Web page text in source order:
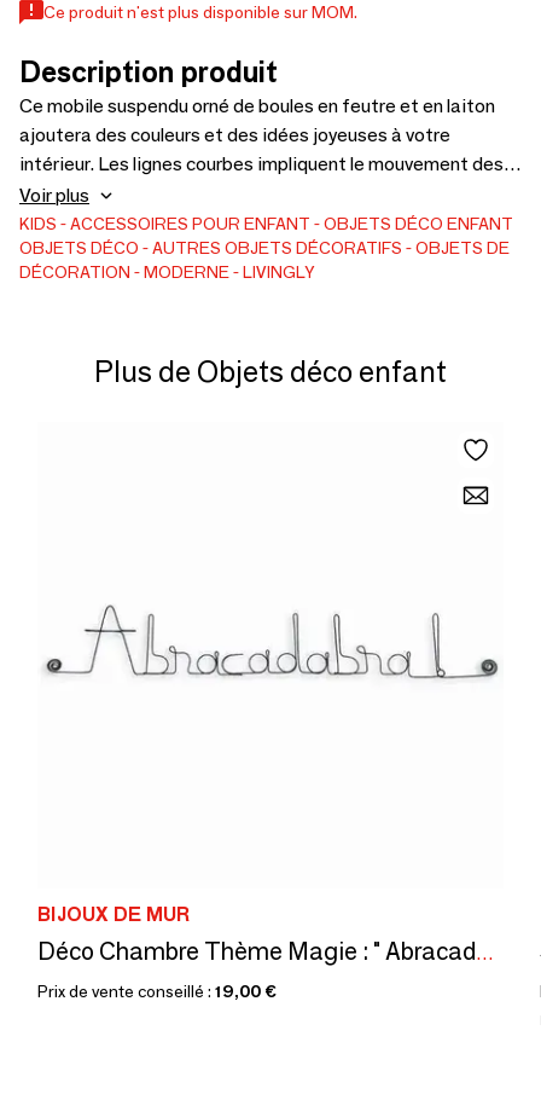
Ce produit n'est plus disponible sur MOM.
Description produit
Ce mobile suspendu orné de boules en feutre et en laiton
ajoutera des couleurs et des idées joyeuses à votre
intérieur. Les lignes courbes impliquent le mouvement des
boules de feutre colorées qui rebondissent. Accrochez le
mobile dans le salon ou dans la chambre du bébé au-dessus
du berceau. Il attirera l'attention lorsque les éléments
colorés danseront dans l'air. Tous les produits Livingly sont
Voir plus
KIDS ACCESSOIRES POUR ENFANT
OBJETS DÉCO ENFANT
OBJETS DÉCO
AUTRES OBJETS DÉCORATIFS
OBJETS DE
DÉCORATION
MODERNE LIVINGLY
Plus de Objets déco enfant
BIJOUX DE MUR
Déco Chambre Thème Magie : " Abracadabra ! "
Prix de vente conseillé : 19,00 €